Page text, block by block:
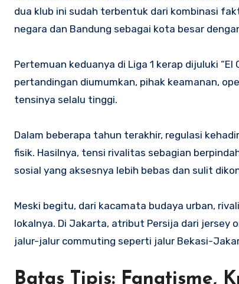
dua klub ini sudah terbentuk dari kombinasi
negara dan Bandung sebagai kota besar
Pertemuan keduanya di Liga 1 kerap dijuluki
pertandingan diumumkan, pihak keamanan,
tensinya selalu tinggi.
Dalam beberapa tahun terakhir, regulasi
fisik. Hasilnya, tensi rivalitas sebagian
sosial yang aksesnya lebih bebas dan sulit
Meski begitu, dari kacamata budaya urban,
lokalnya. Di Jakarta, atribut Persija dari jersey
jalur-jalur commuting seperti jalur Bekasi-
Batas Tipis: Fanatisme,